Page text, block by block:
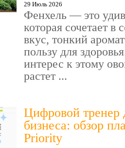
29 Июль 2026
Фенхель — это
которая сочетает в
вкус, тонкий
пользу для
интерес к этому
растет ...
Цифровой тренер
бизнеса: обзор
Priority